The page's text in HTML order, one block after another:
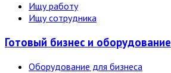
Ищу работу
Ищу сотрудника
Готовый бизнес и оборудование
Оборудование для бизнеса